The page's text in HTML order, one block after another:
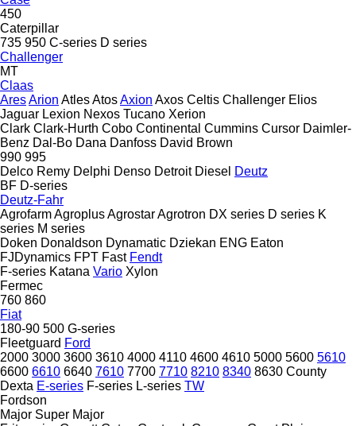
450
Caterpillar
735 950 C-series D series
Challenger
MT
Claas
AresArion AtlesAtosAxion Axos Celtis Challenger Elios
Jaguar Lexion Nexos Tucano Xerion
Clark Clark-Hurth Cobo Continental Cummins Cursor Daimler-
Benz Dal-Bo Dana Danfoss David Brown
990 995
Delco Remy Delphi Denso Detroit Diesel Deutz
BF D-series
Deutz-Fahr
AgrofarmAgroplusAgrostarAgrotron DX series D series K
series M series
Doken Donaldson Dynamatic Dziekan ENG Eaton
FJDynamics FPT Fast Fendt
F-series Katana Vario Xylon
Fermec
760 860
Fiat
180-90 500 G-series
Fleetguard Ford
2000 3000 3600 3610 4000 4110 4600 4610 5000 5600 5610
6600 6610 6640 7610 7700 7710 8210 8340 8630 County
Dexta E-series F-series L-series TW
Fordson
Major Super Major